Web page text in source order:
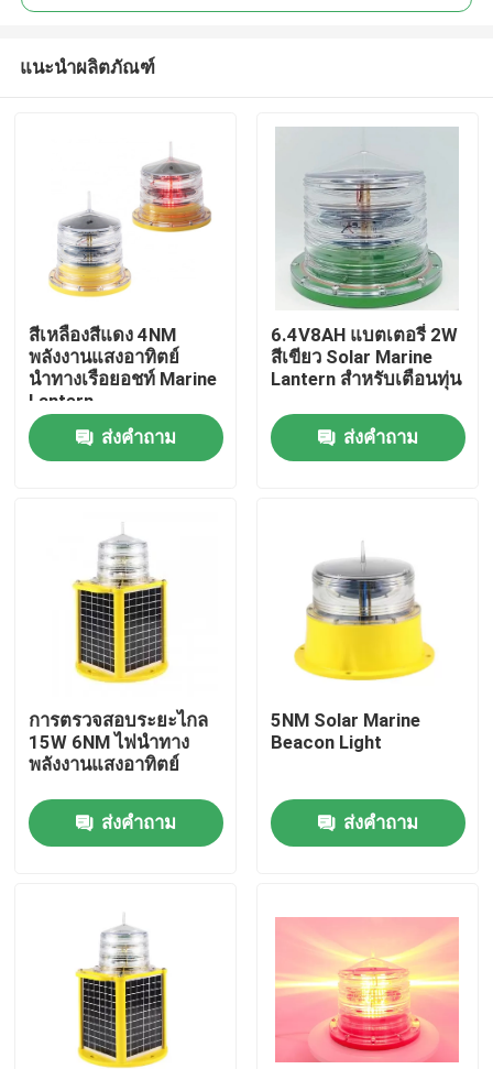
เกี่ยวกับเรา
ทัวร์โรงงาน
ควบคุมคุณภาพ
ขอใบเสนอราคา
แสงสิ่งกีดขวางการบิน
ไฟอุดตันพลังงานแสงอาทิตย์
แสงสิ่งกีดขวางเครื่องบิน
แนะนำผลิตภัณฑ์
สีเหลืองสีแดง 4NM
พลังงานแสงอาทิตย์
นำทางเรือยอชท์ Marine
Lantern
ส่งคำถาม
6.4V8AH แบตเตอรี่ 2W
สีเขียว Solar Marine
Lantern สำหรับเตือนทุ่น
ส่งคำถาม
การตรวจสอบระยะไกล
15W 6NM ไฟนำทาง
พลังงานแสงอาทิตย์
ส่งคำถาม
5NM Solar Marine
Beacon Light
ส่งคำถาม